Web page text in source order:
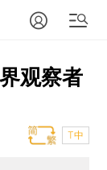
观察者
T中